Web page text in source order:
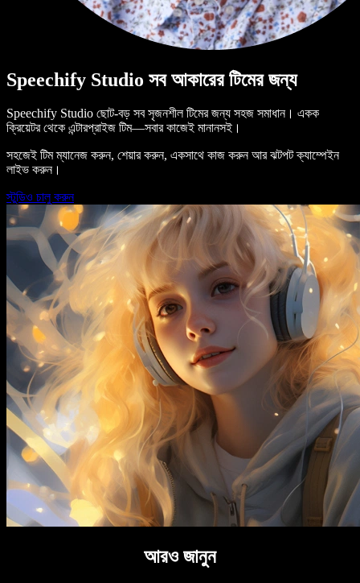
Speechify Studio সব আকারের টিমের জন্য
Speechify Studio ছোট-বড় সব সৃজনশীল টিমের জন্য সহজ সমাধান। একক
ক্রিয়েটর থেকে এন্টারপ্রাইজ টিম—সবার কাজেই মানানসই।
সহজেই টিম ম্যানেজ করুন, শেয়ার করুন, একসাথে কাজ করুন আর ঝটপট ক্যাম্পেইন
লাইভ করুন।
স্টুডিও চালু করুন
আরও জানুন